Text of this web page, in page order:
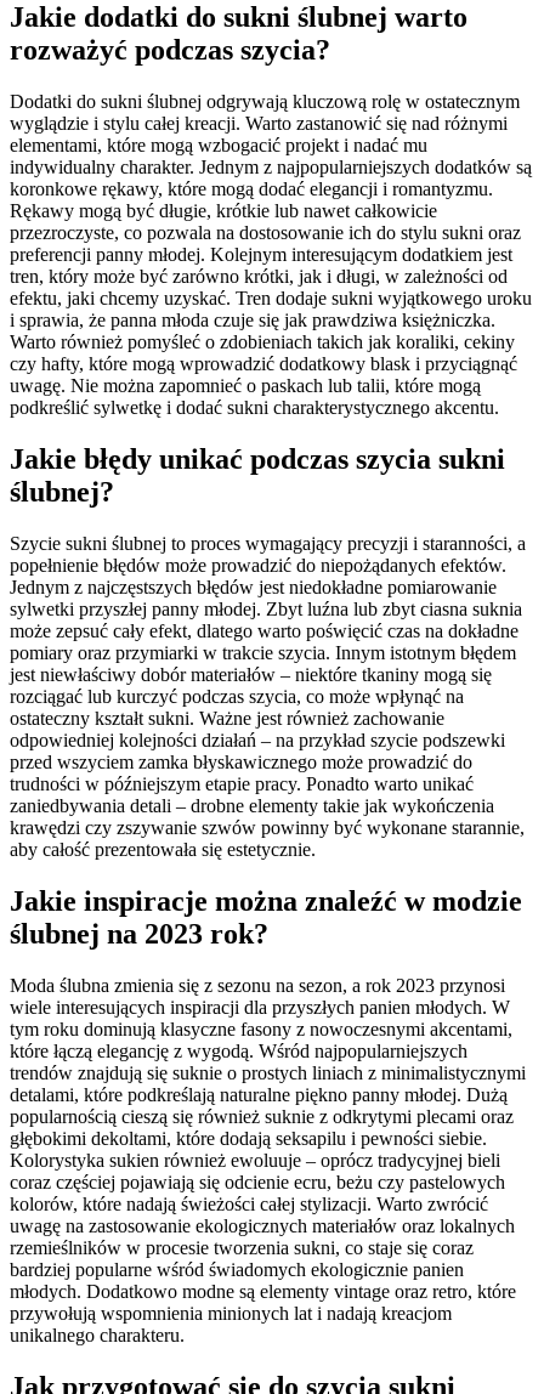
Jakie dodatki do sukni ślubnej warto
rozważyć podczas szycia?
Dodatki do sukni ślubnej odgrywają kluczową rolę w ostatecznym
wyglądzie i stylu całej kreacji. Warto zastanowić się nad różnymi
elementami, które mogą wzbogacić projekt i nadać mu
indywidualny charakter. Jednym z najpopularniejszych dodatków są
koronkowe rękawy, które mogą dodać elegancji i romantyzmu.
Rękawy mogą być długie, krótkie lub nawet całkowicie
przezroczyste, co pozwala na dostosowanie ich do stylu sukni oraz
preferencji panny młodej. Kolejnym interesującym dodatkiem jest
tren, który może być zarówno krótki, jak i długi, w zależności od
efektu, jaki chcemy uzyskać. Tren dodaje sukni wyjątkowego uroku
i sprawia, że panna młoda czuje się jak prawdziwa księżniczka.
Warto również pomyśleć o zdobieniach takich jak koraliki, cekiny
czy hafty, które mogą wprowadzić dodatkowy blask i przyciągnąć
uwagę. Nie można zapomnieć o paskach lub talii, które mogą
podkreślić sylwetkę i dodać sukni charakterystycznego akcentu.
Jakie błędy unikać podczas szycia sukni
ślubnej?
Szycie sukni ślubnej to proces wymagający precyzji i staranności, a
popełnienie błędów może prowadzić do niepożądanych efektów.
Jednym z najczęstszych błędów jest niedokładne pomiarowanie
sylwetki przyszłej panny młodej. Zbyt luźna lub zbyt ciasna suknia
może zepsuć cały efekt, dlatego warto poświęcić czas na dokładne
pomiary oraz przymiarki w trakcie szycia. Innym istotnym błędem
jest niewłaściwy dobór materiałów – niektóre tkaniny mogą się
rozciągać lub kurczyć podczas szycia, co może wpłynąć na
ostateczny kształt sukni. Ważne jest również zachowanie
odpowiedniej kolejności działań – na przykład szycie podszewki
przed wszyciem zamka błyskawicznego może prowadzić do
trudności w późniejszym etapie pracy. Ponadto warto unikać
zaniedbywania detali – drobne elementy takie jak wykończenia
krawędzi czy zszywanie szwów powinny być wykonane starannie,
aby całość prezentowała się estetycznie.
Jakie inspiracje można znaleźć w modzie
ślubnej na 2023 rok?
Moda ślubna zmienia się z sezonu na sezon, a rok 2023 przynosi
wiele interesujących inspiracji dla przyszłych panien młodych. W
tym roku dominują klasyczne fasony z nowoczesnymi akcentami,
które łączą elegancję z wygodą. Wśród najpopularniejszych
trendów znajdują się suknie o prostych liniach z minimalistycznymi
detalami, które podkreślają naturalne piękno panny młodej. Dużą
popularnością cieszą się również suknie z odkrytymi plecami oraz
głębokimi dekoltami, które dodają seksapilu i pewności siebie.
Kolorystyka sukien również ewoluuje – oprócz tradycyjnej bieli
coraz częściej pojawiają się odcienie ecru, beżu czy pastelowych
kolorów, które nadają świeżości całej stylizacji. Warto zwrócić
uwagę na zastosowanie ekologicznych materiałów oraz lokalnych
rzemieślników w procesie tworzenia sukni, co staje się coraz
bardziej popularne wśród świadomych ekologicznie panien
młodych. Dodatkowo modne są elementy vintage oraz retro, które
przywołują wspomnienia minionych lat i nadają kreacjom
unikalnego charakteru.
Jak przygotować się do szycia sukni